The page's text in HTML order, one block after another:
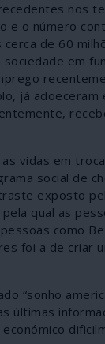
nos
e o número
cerca de 60
em
já adoeceram
vidas em
social de
exposto
qual as
como
foi a de criar
“sonho
últimas